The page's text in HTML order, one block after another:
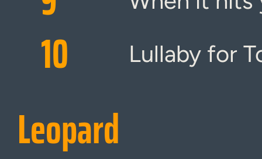
10 Lullaby for
Leopard